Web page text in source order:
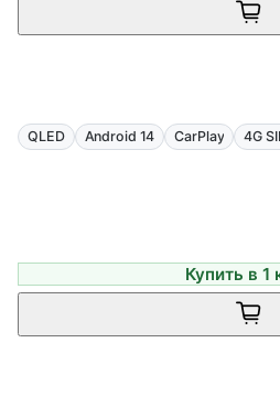
QLED Android 14 CarPlay 4G
Купить в 1